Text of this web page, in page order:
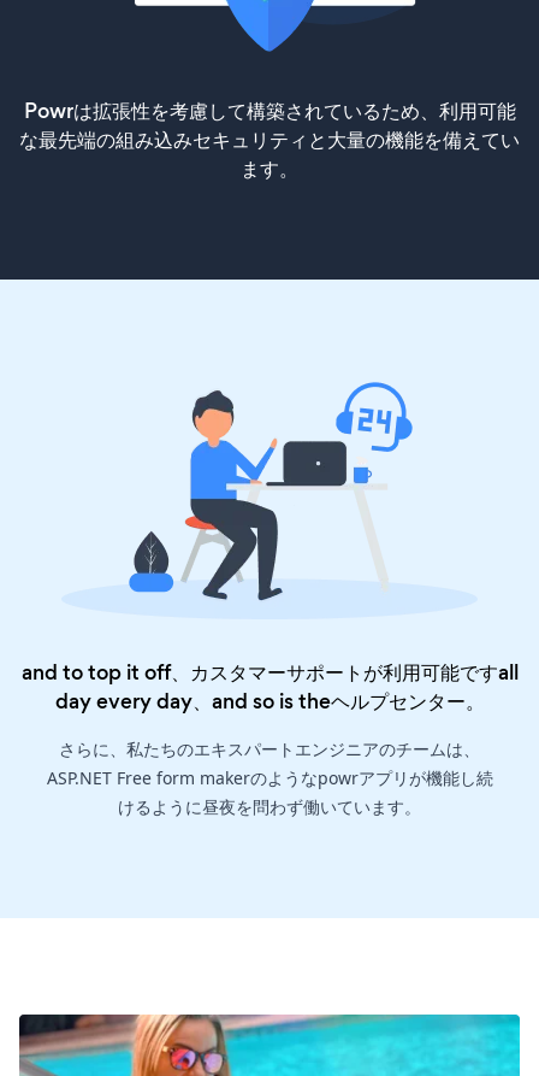
Powrは拡張性を考慮して構築されているため、利用可能
な最先端の組み込みセキュリティと大量の機能を備えてい
ます。
and to top it off、カスタマーサポートが利用可能ですall
day every day、and so is theヘルプセンター。
さらに、私たちのエキスパートエンジニアのチームは、
ASP.NET Free form makerのようなpowrアプリが機能し続
けるように昼夜を問わず働いています。